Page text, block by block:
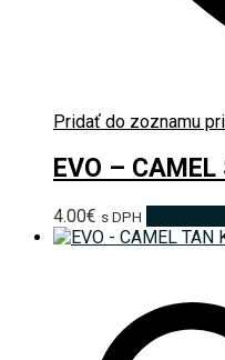
Pridať do zoznamu
EVO – CAMEL
4.00€ s DPH